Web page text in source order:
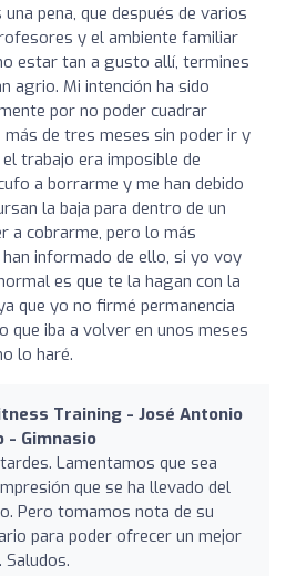
una pena, que después de varios
y el ambiente familiar
estar tan a gusto allí, termines
agrio. Mi intención ha sido
por no poder cuadrar
de tres meses sin poder ir y
trabajo era imposible de
a borrarme y me han debido
la baja para dentro de un
a cobrarme, pero lo más
informado de ello, si yo voy
es que te la hagan con la
que yo no firmé permanencia
que iba a volver en unos meses
lo haré.
Training - José Antonio
- Gimnasio
Lamentamos que sea
que se ha llevado del
Pero tomamos nota de su
para poder ofrecer un mejor
Saludos.